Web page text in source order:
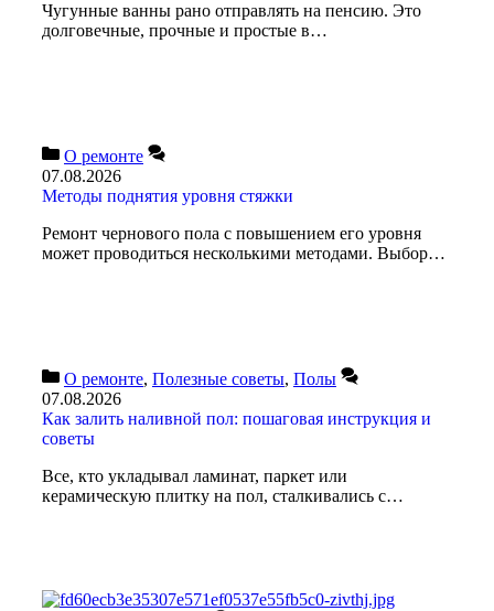
Чугунные ванны рано отправлять на пенсию. Это
долговечные, прочные и простые в…
О ремонте
07.08.2026
Методы поднятия уровня стяжки
Ремонт чернового пола с повышением его уровня
может проводиться несколькими методами. Выбор…
О ремонте, Полезные советы, Полы
07.08.2026
Как залить наливной пол: пошаговая инструкция и
советы
Все, кто укладывал ламинат, паркет или
керамическую плитку на пол, сталкивались с…